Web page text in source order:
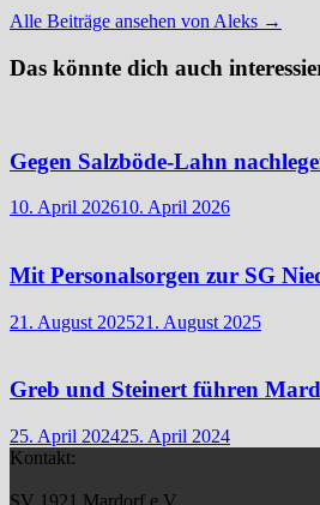
Alle Beiträge ansehen von Aleks →
Das könnte dich auch
Gegen Salzböde-Lahn
10. April 202610. April 2026
Mit Personalsorgen zur SG
21. August 202521. August 2025
Greb und Steinert führen
25. April 202425. April 2024
Kontakt:
SV 1921 Mardorf e.V.